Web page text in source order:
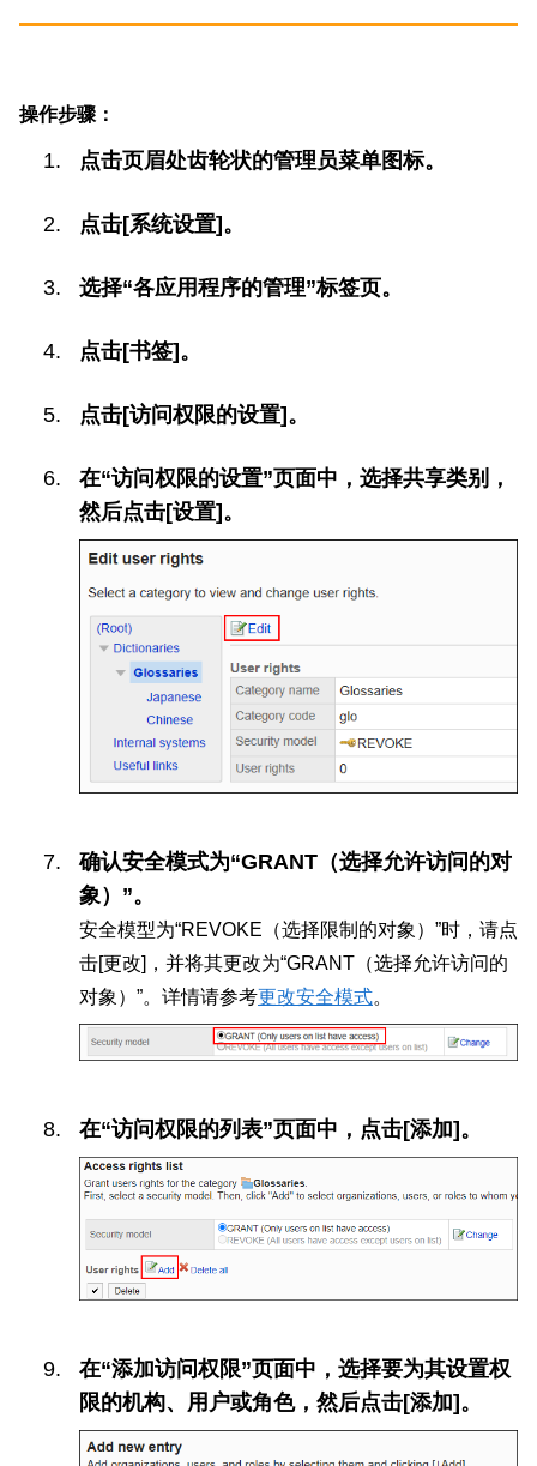
操作步骤：
点击页眉处齿轮状的管理员菜单图标。
点击[系统设置]。
选择“各应用程序的管理”标签页。
点击[书签]。
点击[访问权限的设置]。
在“访问权限的设置”页面中，选择共享类别，
然后点击[设置]。
确认安全模式为“GRANT（选择允许访问的对
象）”。
安全模型为“REVOKE（选择限制的对象）”时，请点
击[更改]，并将其更改为“GRANT（选择允许访问的
对象）”。详情请参考更改安全模式。
在“访问权限的列表”页面中，点击[添加]。
在“添加访问权限”页面中，选择要为其设置权
限的机构、用户或角色，然后点击[添加]。